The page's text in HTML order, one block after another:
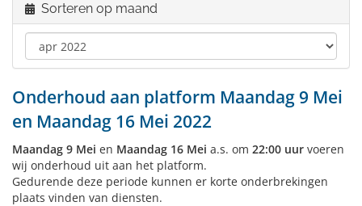
Sorteren op maand
Onderhoud aan platform Maandag 9 Mei
en Maandag 16 Mei 2022
Maandag 9 Mei en Maandag 16 Mei a.s. om 22:00 uur voeren
wij onderhoud uit aan het platform.
Gedurende deze periode kunnen er korte onderbrekingen
plaats vinden van diensten.